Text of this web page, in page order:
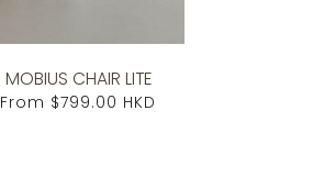
MOBIUS CHAIR LITE
From $799.00 HKD